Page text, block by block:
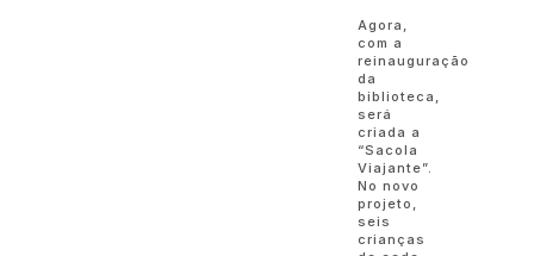
Agora,
com a
reinauguração
da
biblioteca,
será
criada a
“Sacola
Viajante”.
No novo
projeto,
seis
crianças